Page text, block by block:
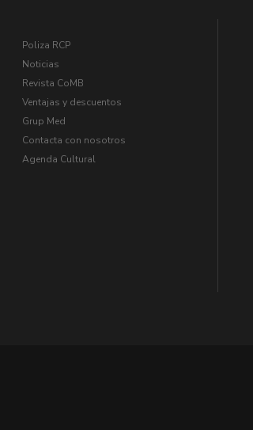
Poliza RCP
Noticias
Revista CoMB
Ventajas y descuentos
Grup Med
Contacta con nosotros
Agenda Cultural